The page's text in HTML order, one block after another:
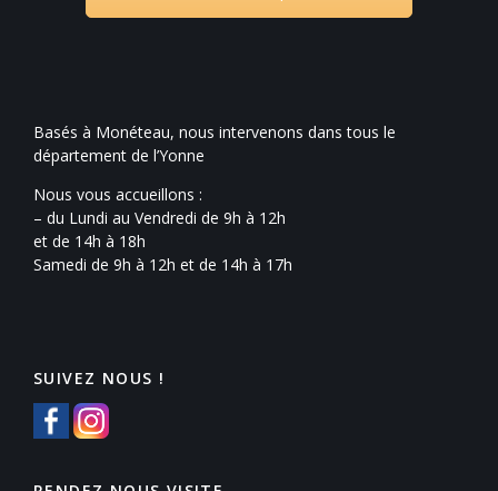
Basés à Monéteau, nous intervenons dans tous le
département de l’Yonne
Nous vous accueillons :
– du Lundi au Vendredi de 9h à 12h
et de 14h à 18h
Samedi de 9h à 12h et de 14h à 17h
SUIVEZ NOUS !